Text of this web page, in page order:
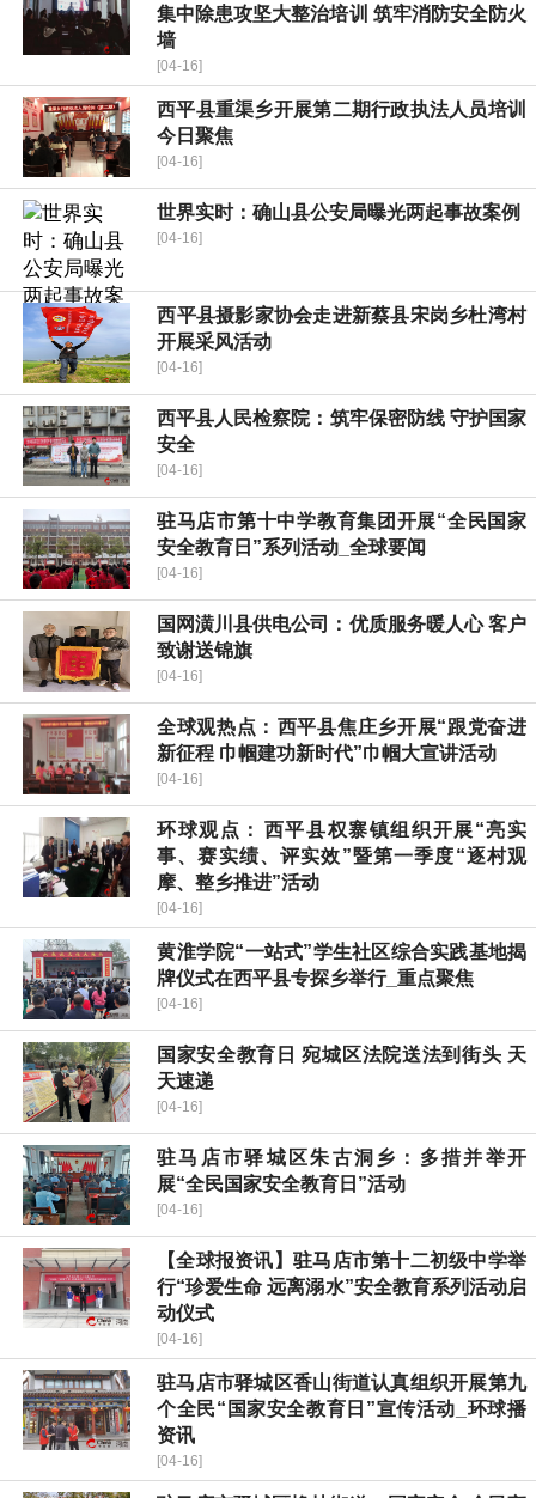
集中除患攻坚大整治培训 筑牢消防安全防火
墙
[04-16]
西平县重渠乡开展第二期行政执法人员培训
今日聚焦
[04-16]
世界实时：确山县公安局曝光两起事故案例
[04-16]
​西平县摄影家协会走进新蔡县宋岗乡杜湾村
开展采风活动
[04-16]
​西平县人民检察院：筑牢保密防线 守护国家
安全
[04-16]
驻马店市第十中学教育集团开展“全民国家
安全教育日”系列活动_全球要闻
[04-16]
国网潢川县供电公司：优质服务暖人心 客户
致谢送锦旗
[04-16]
全球观热点：​西平县焦庄乡开展“跟党奋进
新征程 巾帼建功新时代”巾帼大宣讲活动
[04-16]
环球观点：​西平县权寨镇组织开展“亮实
事、赛实绩、评实效”暨第一季度“逐村观
摩、整乡推进”活动
[04-16]
​黄淮学院“一站式”学生社区综合实践基地揭
牌仪式在西平县专探乡举行_重点聚焦
[04-16]
国家安全教育日 宛城区法院送法到街头 天
天速递
[04-16]
驻马店市驿城区朱古洞乡：多措并举开
展“全民国家安全教育日”活动
[04-16]
【全球报资讯】驻马店市第十二初级中学举
行“珍爱生命 远离溺水”安全教育系列活动启
动仪式
[04-16]
驻马店市驿城区香山街道认真组织开展第九
个全民“国家安全教育日”宣传活动_环球播
资讯
[04-16]